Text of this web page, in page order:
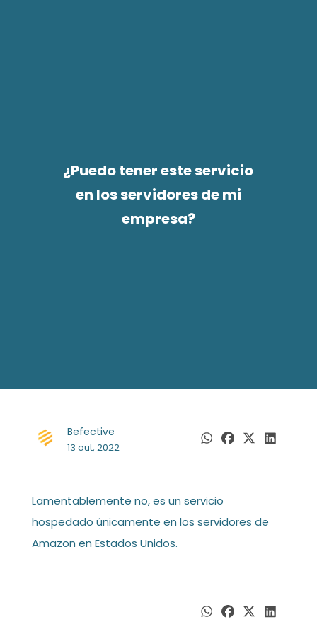
¿Puedo tener este servicio
en los servidores de mi
empresa?
Befective
13 out, 2022
Lamentablemente no, es un servicio
hospedado únicamente en los servidores de
Amazon en Estados Unidos.